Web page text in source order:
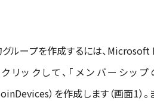
ループを作成するには、
リックして、「メンバーシ
）を作成します（画面1）。